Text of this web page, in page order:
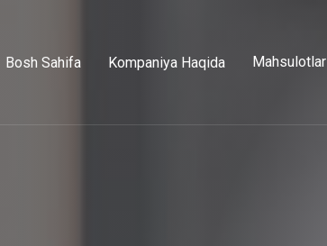
Bosh Sahifa Kompaniya Haqida Mahsulotlar